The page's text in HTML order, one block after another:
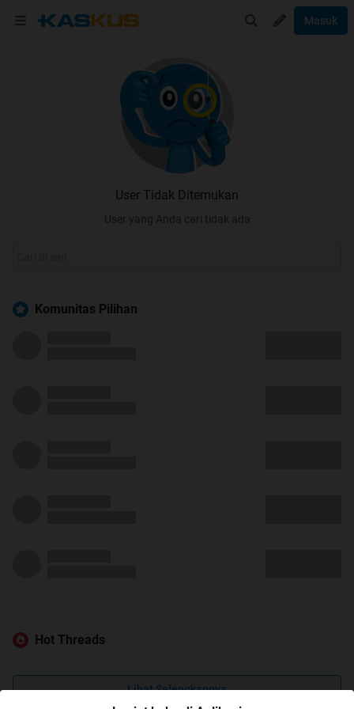
Masuk
User Tidak Ditemukan
User yang Anda cari tidak ada
Komunitas Pilihan
Hot Threads
Lihat Selengkapnya